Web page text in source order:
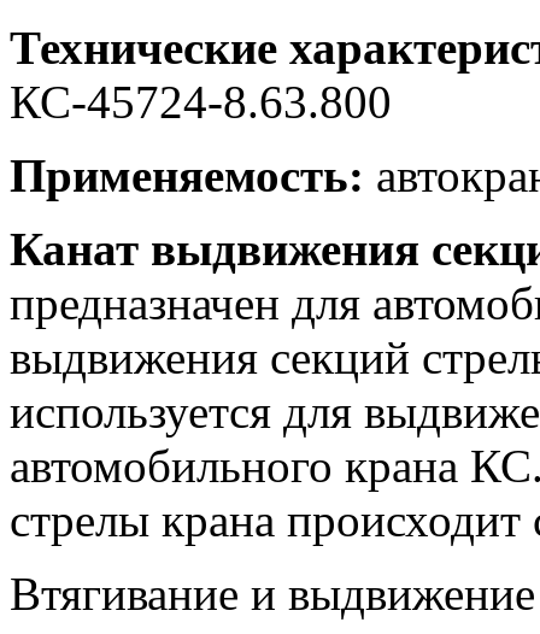
Технические
КС-45724-8.63.800
Применяемость:
Канат выдвижения
предназначен для
выдвижения секций
используется для
автомобильного крана
стрелы крана
Втягивание и